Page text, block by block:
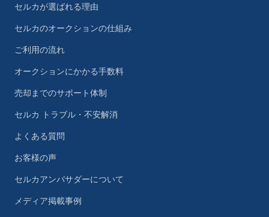
セルカが選ばれる理由
セルカのオークションの仕組み
ご利用の流れ
オークションにかかる手数料
売却までのサポート体制
セルカ トラブル・不安解消
よくある質問
お客様の声
セルカアンバサダーについて
メディア掲載事例